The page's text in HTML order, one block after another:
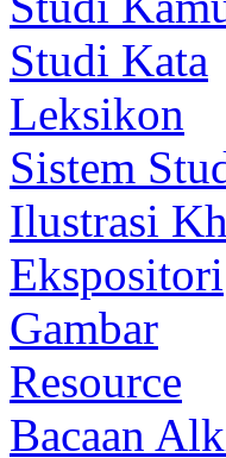
Studi Kata
Leksikon
Sistem
Ilustrasi
Ekspositori
Gambar
Resource
Bacaan